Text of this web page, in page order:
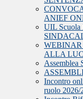
ANIEF
UIL Scuola
ALLA
Assemblea
Incontro
ruolo 2026/